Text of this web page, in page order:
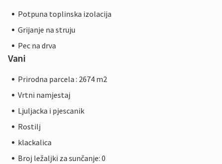
Potpuna toplinska izolacija
Grijanje na struju
Pec na drva
Vani
Prirodna parcela : 2674 m2
Vrtni namjestaj
Ljuljacka i pjescanik
Rostilj
klackalica
Broj ležaljki za sunčanje: 0